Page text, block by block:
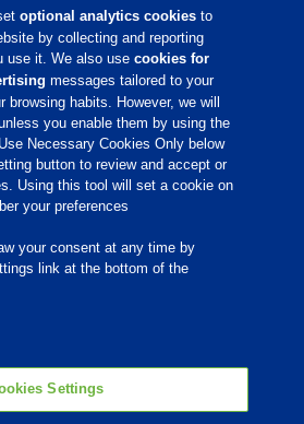
קריירה
שירות לקוחות
תנאי שימוש
הצהרת נגישות
Cookies Settings
מדיניות פרטיות
optional analytics cookies to
by collecting and reporting
use it. We also usecookies for
messages tailored to your
browsing habits. However, we will
you enable them by using the
Necessary Cookies Only below
button to review and accept or
Using this tool will set a cookie on
your preferences.
your consent at any time by
link at the bottom of the
Settings